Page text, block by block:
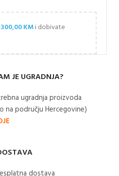
300,00KMi dobivate
JE UGRADNJA?
ugradnja proizvoda
na području Hercegovine)
dostava​